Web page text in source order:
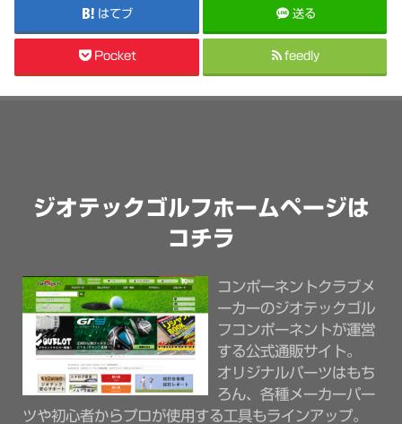
はてブ 送る
Pocket feedly
ジオテックゴルフホームページは
コチラ
コンポーネントクラブメ
ーカーのジオテックゴル
フコンポーネントが運営
する公式通販サイト。
オリジナルパーツはもち
ろん、各種メーカーパー
ツや初心者からプロが使用する工具もラインアップ。